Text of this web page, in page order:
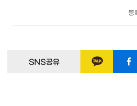
등
SNS공유